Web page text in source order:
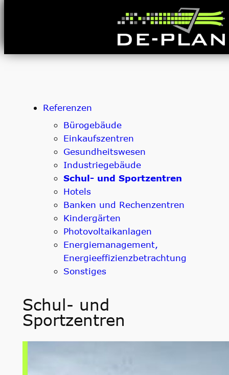
springen
Referenzen
Bürogebäude
Einkaufszentren
Gesundheitswesen
Industriegebäude
Schul- und Sportzentren
Hotels
Banken und Rechenzentren
Kindergärten
Photovoltaikanlagen
Energiemanagement,
Energieeffizienzbetrachtung
Sonstiges
Schul- und
Sportzentren